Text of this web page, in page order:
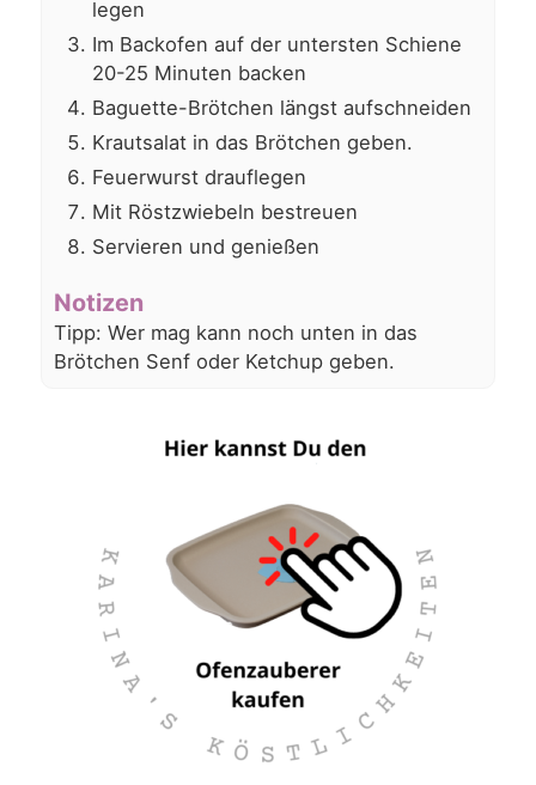
legen
Im Backofen auf der untersten Schiene
20-25 Minuten backen
Baguette-Brötchen längst aufschneiden
Krautsalat in das Brötchen geben.
Feuerwurst drauflegen
Mit Röstzwiebeln bestreuen
Servieren und genießen
Notizen
Tipp: Wer mag kann noch unten in das
Brötchen Senf oder Ketchup geben.